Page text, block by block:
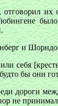
и
себя
бы они
дороги
не